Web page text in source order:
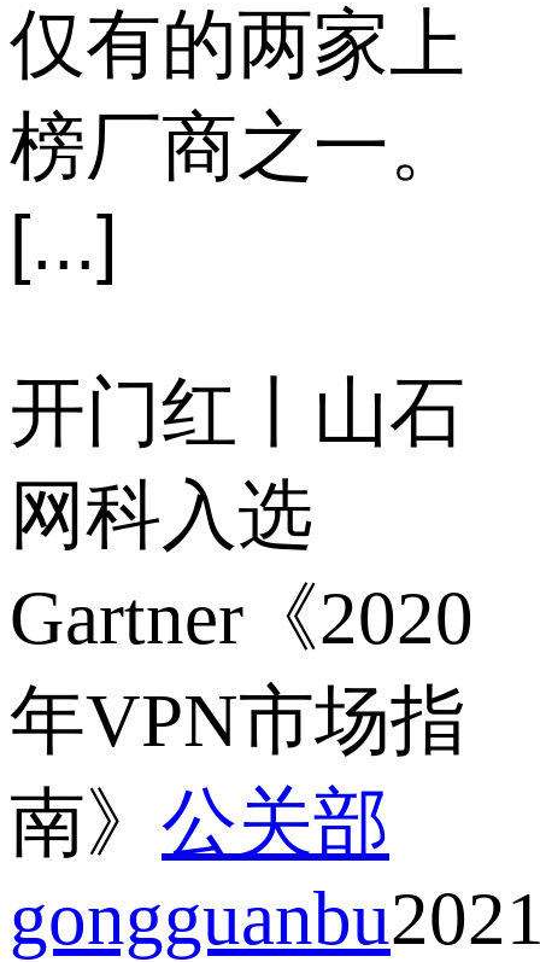
仅有的两家上
榜厂商之一。
[...]
开门红丨山石
网科入选
Gartner《2020
年VPN市场指
南》 公关部
gongguanbu